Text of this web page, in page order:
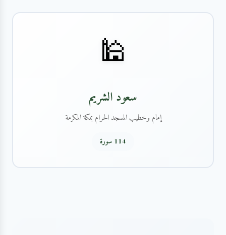
🕌
سعود الشريم
إمام وخطيب المسجد الحرام بمكة المكرمة
114 سورة